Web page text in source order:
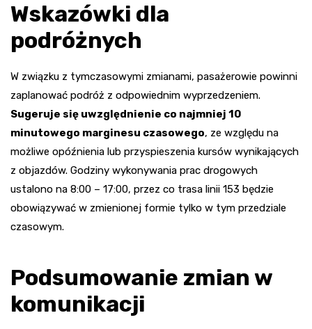
Wskazówki dla
podróżnych
W związku z tymczasowymi zmianami, pasażerowie powinni
zaplanować podróż z odpowiednim wyprzedzeniem.
Sugeruje się uwzględnienie co najmniej 10
minutowego marginesu czasowego, ze względu na
możliwe opóźnienia lub przyspieszenia kursów wynikających
z objazdów. Godziny wykonywania prac drogowych
ustalono na 8:00 – 17:00, przez co trasa linii 153 będzie
obowiązywać w zmienionej formie tylko w tym przedziale
czasowym.
Podsumowanie zmian w
komunikacji